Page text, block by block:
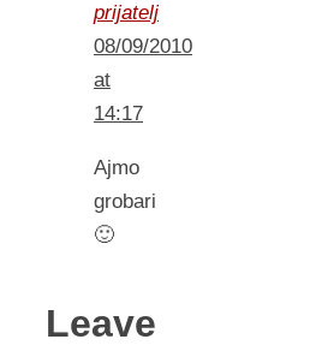
prijatelj
08/09/2010
at
14:17
Ajmo
grobari
🙂
Leave